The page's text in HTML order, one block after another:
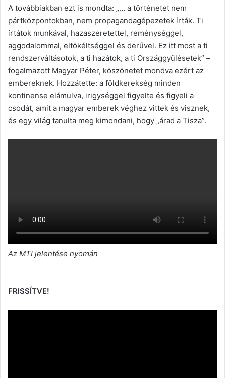
A továbbiakban ezt is mondta: „… a történetet nem
pártközpontokban, nem propagandagépezetek írták. Ti
írtátok munkával, hazaszeretettel, reménységgel,
aggodalommal, eltökéltséggel és derűvel. Ez itt most a ti
rendszerváltásotok, a ti hazátok, a ti Országgyűlésetek” –
fogalmazott Magyar Péter, köszönetet mondva ezért az
embereknek. Hozzátette: a földkerekség minden
kontinense elámulva, irigységgel figyelte és figyeli a
csodát, amit a magyar emberek véghez vittek és visznek,
és egy világ tanulta meg kimondani, hogy „árad a Tisza”.
Az MTI jelentése nyomán
FRISSÍTVE!